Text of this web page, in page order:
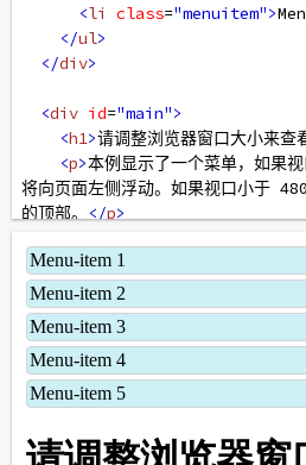
<li class="menuitem">
</ul>
</div>
<div id="main">
<h1>请调整浏览器窗口大小来查
<p>本例显示了一个菜单，如果
将向页面左侧浮动。如果视口小于
的顶部。
</p>
</div>
</body>
</html>